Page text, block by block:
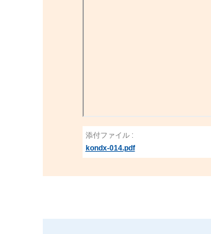
添付ファイル :
kondx-014.pdf